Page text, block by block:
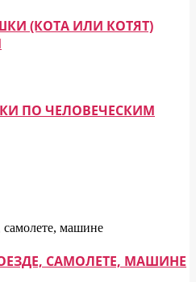
(КОТА ИЛИ КОТЯТ)
ПО ЧЕЛОВЕЧЕСКИМ
САМОЛЕТЕ, МАШИНЕ